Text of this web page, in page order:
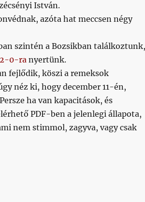
István.
azóta hat meccsen négy
szintén a Bozsikban találkoztunk,
2-0-ranyertünk.
fejlődik, köszi a remeksok
néz ki, hogy december 11-én,
ha van kapacitások, és
PDF-ben a jelenlegi állapota,
nem stimmol, zagyva, vagy csak